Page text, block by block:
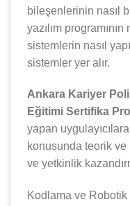
bileşenlerinin nasıl
yazılım programının
sistemlerin nasıl
sistemler yer alır.
Ankara Kariyer
Eğitimi Sertifika
yapan
konusunda teorik
ve yetkinlik
Kodlama ve